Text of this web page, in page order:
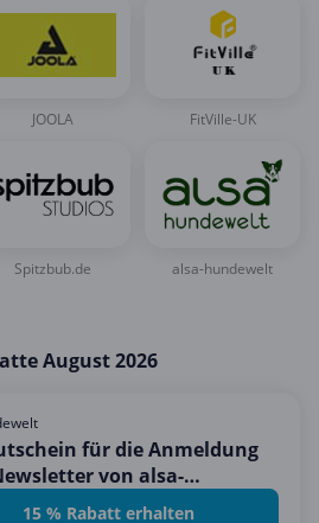
JOOLA FitVille-UK
Spitzbub.de alsa-hundewelt
August 2026
für die Anmeldung
von alsa-
15 % Rabatt erhalten